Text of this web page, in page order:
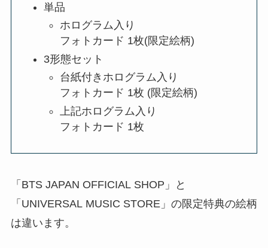
単品
ホログラム入り
フォトカード 1枚(限定絵柄)
3形態セット
台紙付きホログラム入り
フォトカード 1枚 (限定絵柄)
上記ホログラム入り
フォトカード 1枚
「BTS JAPAN OFFICIAL SHOP」と
「UNIVERSAL MUSIC STORE」の限定特典の絵柄
は違います。